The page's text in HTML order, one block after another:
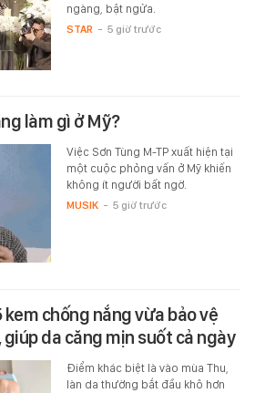
ngàng, bật ngửa.
STAR - 5 giờ trước
làm gì ở Mỹ?
Việc Sơn Tùng M-TP xuất hiện tại
một cuộc phỏng vấn ở Mỹ khiến
không ít người bất ngờ.
MUSIK - 5 giờ trước
kem chống nắng vừa bảo vệ
da căng mịn suốt cả ngày
Điểm khác biệt là vào mùa Thu,
làn da thường bắt đầu khô hơn